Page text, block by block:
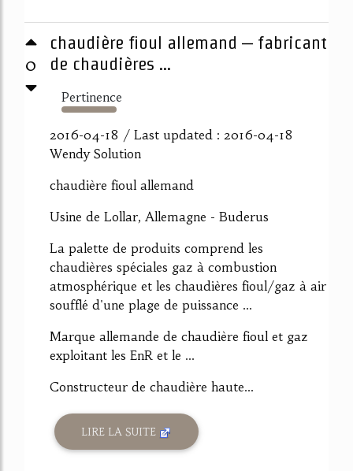
0
chaudière fioul allemand – fabricant
de chaudières ...
Pertinence
2291%
2016-04-18 / Last updated : 2016-04-18
Wendy Solution
chaudière fioul allemand
Usine de Lollar, Allemagne - Buderus
La palette de produits comprend les
chaudières spéciales gaz à combustion
atmosphérique et les chaudières fioul/gaz à air
soufflé d'une plage de puissance ...
Marque allemande de chaudière fioul et gaz
exploitant les EnR et le ...
Constructeur de chaudière haute...
LIRE LA SUITE